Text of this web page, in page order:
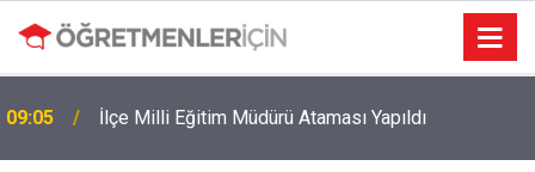
09:05 İlçe Milli Eğitim Müdürü Ataması Yapıldı